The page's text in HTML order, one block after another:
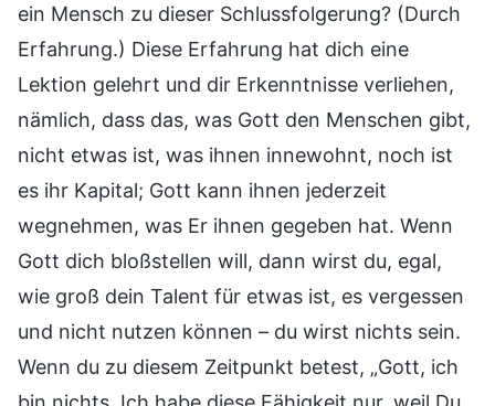
ein Mensch zu dieser Schlussfolgerung? (Durch
Erfahrung.) Diese Erfahrung hat dich eine
Lektion gelehrt und dir Erkenntnisse verliehen,
nämlich, dass das, was Gott den Menschen gibt,
nicht etwas ist, was ihnen innewohnt, noch ist
es ihr Kapital; Gott kann ihnen jederzeit
wegnehmen, was Er ihnen gegeben hat. Wenn
Gott dich bloßstellen will, dann wirst du, egal,
wie groß dein Talent für etwas ist, es vergessen
und nicht nutzen können – du wirst nichts sein.
Wenn du zu diesem Zeitpunkt betest, „Gott, ich